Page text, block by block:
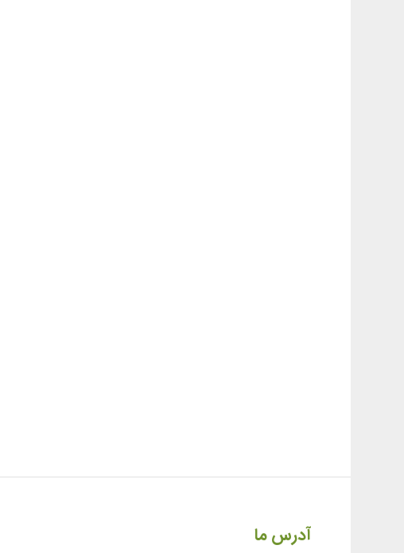
آدرس ما